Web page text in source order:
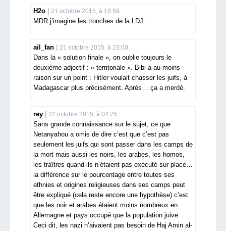
H2o 21 octobre 2015, à 18:59
MDR j’imagine les tronches de la LDJ ………
ail_fan 21 octobre 2015, à 23:00
Dans la « solution finale », on oublie toujours le
deuxième adjectif : « territoriale ». Bibi a au moins
raison sur un point : Hitler voulait chasser les juifs, à
Madagascar plus précisément. Après… ça a merdé.
rey 22 octobre 2015, à 04:25
Sans grande connaissance sur le sujet, ce que
Netanyahou a omis de dire c’est que c’est pas
seulement les juifs qui sont passer dans les camps de
la mort mais aussi les noirs, les arabes, les homos,
les traîtres quand ils n’étaient pas exécuté sur place…
la différence sur le pourcentage entre toutes ses
ethnies et origines religieuses dans ses camps peut
être expliqué (cela reste encore une hypothèse) c’est
que les noir et arabes étaient moins nombreux en
Allemagne et pays occupé que la population juive.
Ceci dit, les nazi n’aivaient pas besoin de Haj Amin al-